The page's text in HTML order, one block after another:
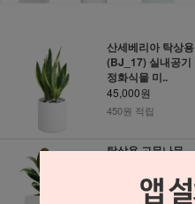
산세베리아 탁상용
(BJ_17) 실내공기
정화식물 미..
45,000원
450원 적립
탁상용 고무나무
기정화식물 미..
45,000원